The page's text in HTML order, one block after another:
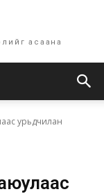
асаана
урьдчилан